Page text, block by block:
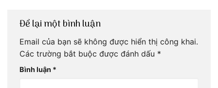
Để lại một bình luận
Email của bạn sẽ không được hiển thị công khai.
Các trường bắt buộc được đánh dấu *
Bình luận *